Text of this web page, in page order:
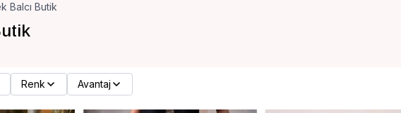
Balcı Butik
Renk Avantaj